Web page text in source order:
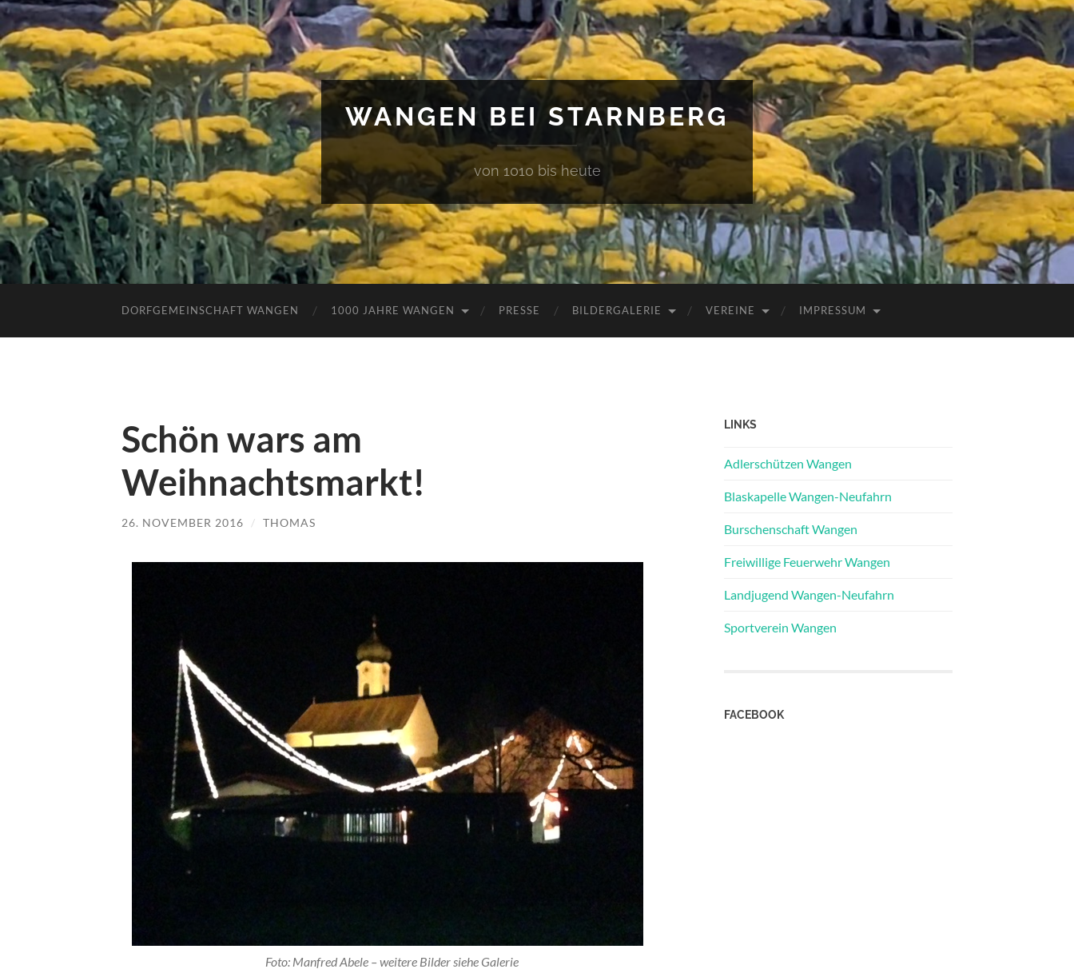
WANGEN BEI STARNBERG
von 1010 bis heute
DORFGEMEINSCHAFT WANGEN 1000 JAHRE WANGEN PRESSE BILDERGALERIE VEREINE IMPRESSUM
Schön wars am
Weihnachtsmarkt!
26. NOVEMBER 2016 / THOMAS
Foto: Manfred Abele – weitere Bilder siehe Galerie
LINKS
Adlerschützen Wangen
Blaskapelle Wangen-Neufahrn
Burschenschaft Wangen
Freiwillige Feuerwehr Wangen
Landjugend Wangen-Neufahrn
Sportverein Wangen
FACEBOOK